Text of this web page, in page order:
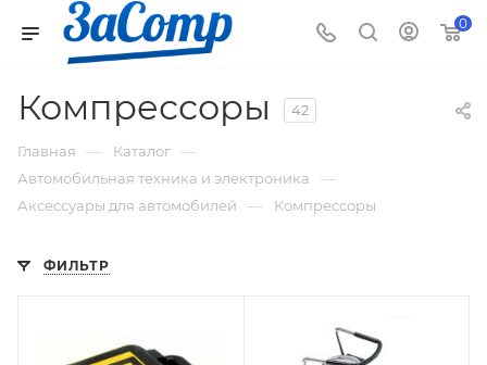
0
Компрессоры 42
Главная — Каталог —
Автомобильная техника и электроника —
Аксессуары для автомобилей — Компрессоры
ФИЛЬТР